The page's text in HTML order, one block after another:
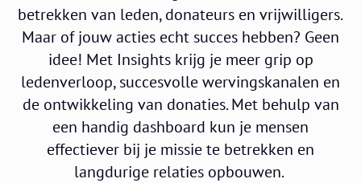
betrekken van leden, donateurs en vrijwilligers.
Maar of jouw acties echt succes hebben? Geen
idee! Met Insights krijg je meer grip op
ledenverloop, succesvolle wervingskanalen en
de ontwikkeling van donaties. Met behulp van
een handig dashboard kun je mensen
effectiever bij je missie te betrekken en
langdurige relaties opbouwen.